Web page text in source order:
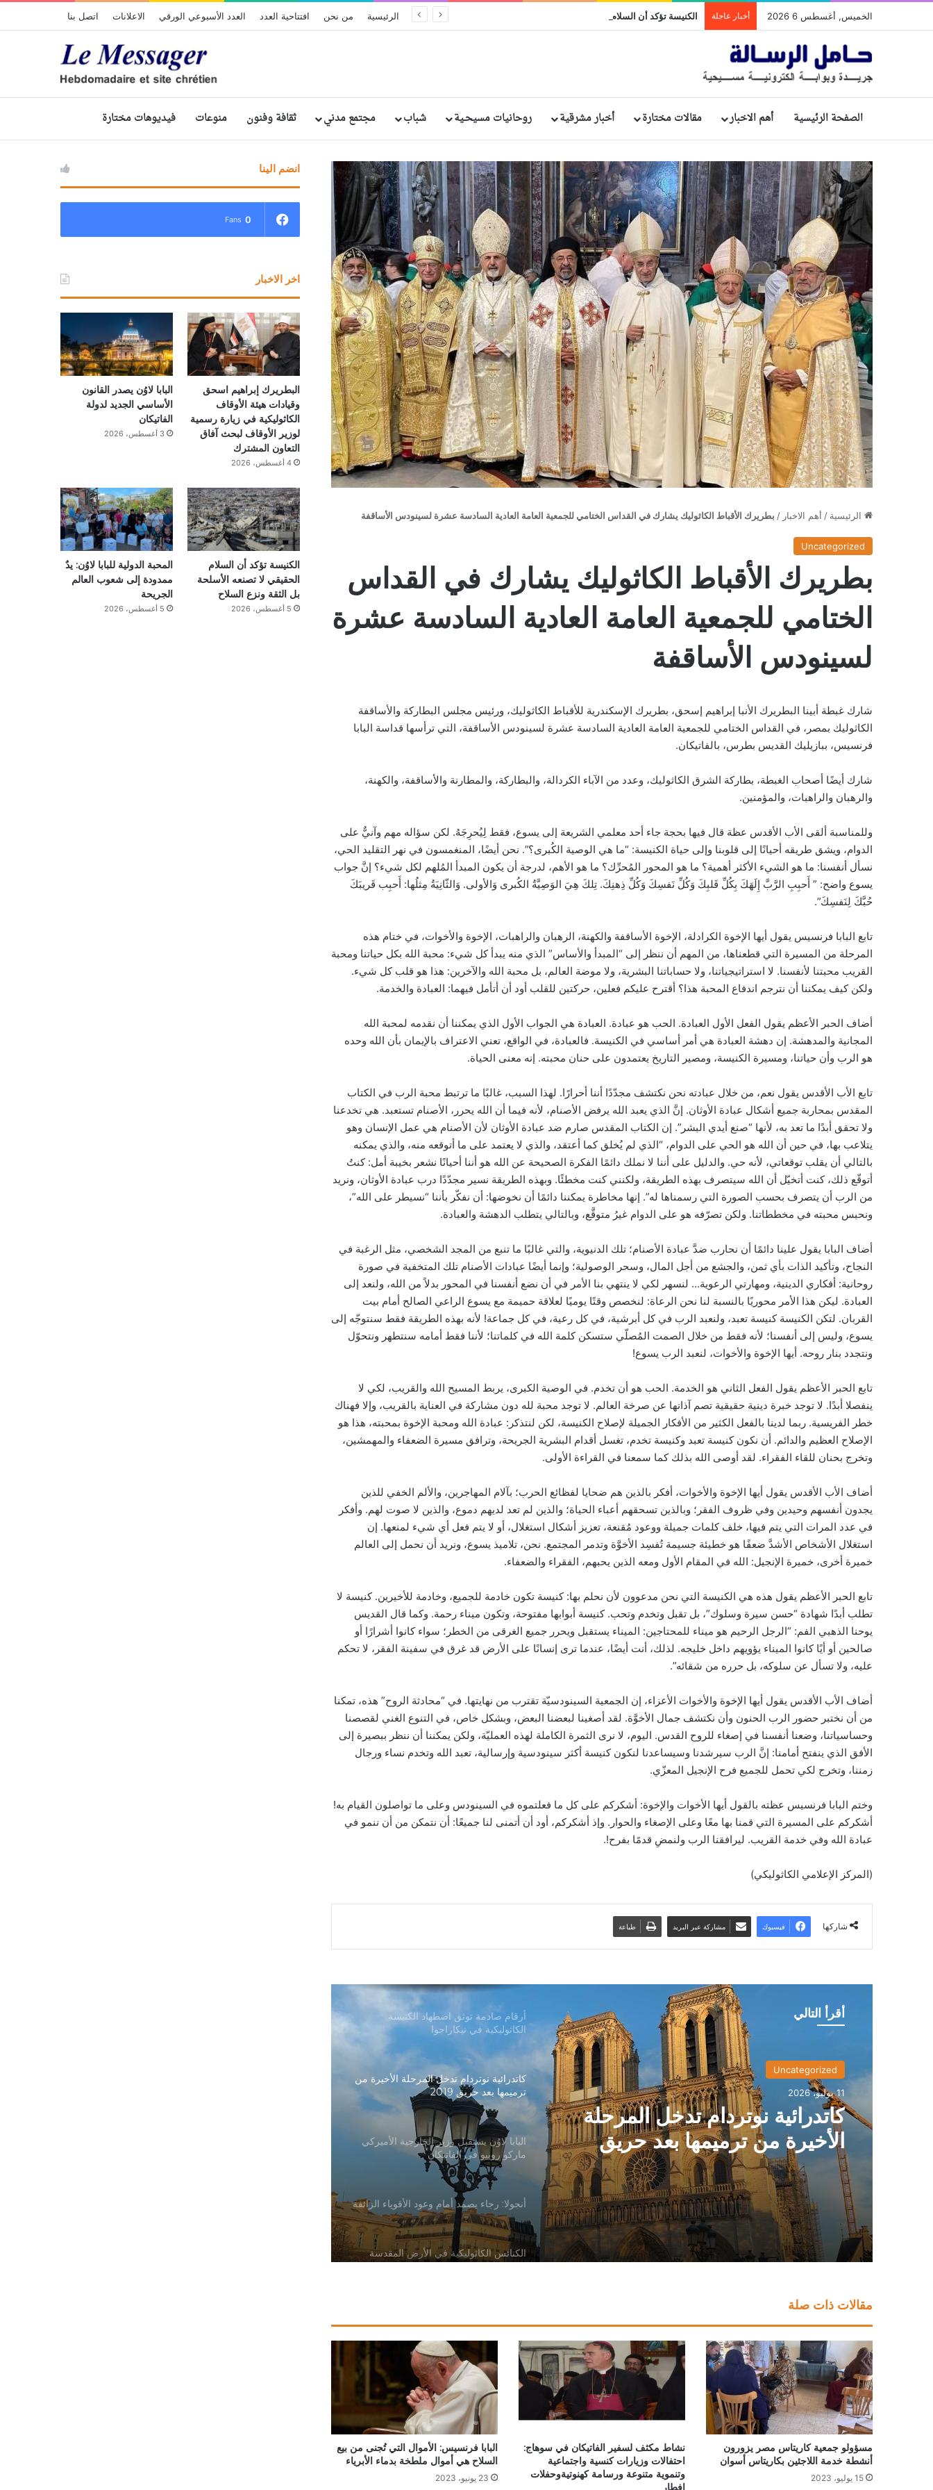
الخميس, أغسطس 6 2026 أخبار عاجلة الرئيسية من نحن افتتاحية العدد العدد الأسبوعي الورقي الاعلانات اتصل بنا
الصفحة الرئيسية أهم الاخبار مقالات مختارة أخبار مشرقية روحانيات مسيحـية شباب مجتمع مدني ثقافة وفنون منوعات فيديوهات مختارة
الرئيسية / أهم الاخبار / بطريرك الأقباط الكاثوليك يشارك في القداس الختامي للجمعية العامة العادية السادسة عشرة لسينودس الأساقفة
Uncategorized
بطريرك الأقباط الكاثوليك يشارك في القداس
الختامي للجمعية العامة العادية السادسة عشرة
لسينودس الأساقفة
شارك غبطة أبينا البطريرك الأنبا إبراهيم إسحق، بطريرك الإسكندرية للأقباط الكاثوليك، ورئيس مجلس البطاركة والأساقفة
الكاثوليك بمصر، في القداس الختامي للجمعية العامة العادية السادسة عشرة لسينودس الأساقفة، التي ترأسها قداسة البابا
فرنسيس، ببازيليك القديس بطرس، بالفاتيكان.
شارك أيضًا أصحاب الغبطة، بطاركة الشرق الكاثوليك، وعدد من الآباء الكردالة، والبطاركة، والمطارنة والأساقفة، والكهنة،
والرهبان والراهبات، والمؤمنين.
وللمناسبة ألقى الأب الأقدس عظة قال فيها بحجة جاء أحد معلمي الشريعة إلى يسوع، فقط لِيُحرِجَهُ. لكن سؤاله مهم وآنيٌّ على
الدوام، ويشق طريقه أحيانًا إلى قلوبنا وإلى حياة الكنيسة: “ما هي الوصية الكُبرى؟”. نحن أيضًا، المنغمسون في نهر التقليد الحي،
نسأل أنفسنا: ما هو الشيء الأكثر أهمية؟ ما هو المحور المُحرِّك؟ ما هو الأهم، لدرجة أن يكون المبدأ المُلهم لكل شيء؟ إنَّ جواب
يسوع واضح: ” أَحبِبِ الرَّبَّ إِلَهَكَ بِكُلِّ قَلبِكَ وَكُلِّ نَفسِكَ وَكُلِّ ذِهنِكَ. تِلكَ هِيَ الوَصِيَّةُ الكُبرى وَالأولى. وَالثّانِيَةُ مِثلُها: أَحبِب قَريبَكَ
حُبَّكَ لِنَفسِكَ”.
تابع البابا فرنسيس يقول أيها الإخوة الكرادلة، الإخوة الأساقفة والكهنة، الرهبان والراهبات، الإخوة والأخوات، في ختام هذه
المرحلة من المسيرة التي قطعناها، من المهم أن ننظر إلى “المبدأ والأساس” الذي منه يبدأ كل شيء: محبة الله بكل حياتنا ومحبة
القريب محبتنا لأنفسنا. لا استراتيجياتنا، ولا حساباتنا البشرية، ولا موضة العالم، بل محبة الله والآخرين: هذا هو قلب كل شيء.
ولكن كيف يمكننا أن نترجم اندفاع المحبة هذا؟ أقترح عليكم فعلين، حركتين للقلب أود أن أتأمل فيهما: العبادة والخدمة.
أضاف الحبر الأعظم يقول الفعل الأول العبادة. الحب هو عبادة. العبادة هي الجواب الأول الذي يمكننا أن نقدمه لمحبة الله
المجانية والمدهشة. إن دهشة العبادة هي أمر أساسي في الكنيسة. فالعبادة، في الواقع، تعني الاعتراف بالإيمان بأن الله وحده
هو الرب وأن حياتنا، ومسيرة الكنيسة، ومصير التاريخ يعتمدون على حنان محبته. إنه معنى الحياة.
تابع الأب الأقدس يقول نعم، من خلال عبادته نحن نكتشف مجدّدًا أننا أحرارًا. لهذا السبب، غالبًا ما ترتبط محبة الرب في الكتاب
المقدس بمحاربة جميع أشكال عبادة الأوثان. إنَّ الذي يعبد الله يرفض الأصنام، لأنه فيما أن الله يحرر، الأصنام تستعبد. هي تخدعنا
ولا تحقق أبدًا ما تعد به، لأنها “صنع أيدي البشر”. إن الكتاب المقدس صارم ضد عبادة الأوثان لأن الأصنام هي عمل الإنسان وهو
يتلاعب بها، في حين أن الله هو الحي على الدوام، “الذي لم يُخلق كما أعتقد، والذي لا يعتمد على ما أتوقعه منه، والذي يمكنه
بالتالي أن يقلب توقعاتي، لأنه حي. والدليل على أننا لا نملك دائمًا الفكرة الصحيحة عن الله هو أننا أحيانًا نشعر بخيبة أمل: كنتُ
أتوقّع ذلك، كنت أتخيّل أن الله سيتصرف بهذه الطريقة، ولكنني كنت مخطئًا. وبهذه الطريقة نسير مجدّدًا درب عبادة الأوثان، ونريد
من الرب أن يتصرف بحسب الصورة التي رسمناها له”. إنها مخاطرة يمكننا دائمًا أن نخوضها: أن نفكّر بأننا “نسيطر على الله”،
ونحبس محبته في مخططاتنا. ولكن تصرّفه هو على الدوام غيرُ متوقَّع، وبالتالي يتطلب الدهشة والعبادة.
أضاف البابا يقول علينا دائمًا أن نحارب ضدَّ عبادة الأصنام؛ تلك الدنيوية، والتي غالبًا ما تنبع من المجد الشخصي، مثل الرغبة في
النجاح، وتأكيد الذات بأي ثمن، والجشع من أجل المال، وسحر الوصولية؛ وإنما أيضًا عبادات الأصنام تلك المتخفية في صورة
روحانية: أفكاري الدينية، ومهارتي الرعوية… لنسهر لكي لا ينتهي بنا الأمر في أن نضع أنفسنا في المحور بدلاً من الله، ولنعد إلى
العبادة. ليكن هذا الأمر محوريًا بالنسبة لنا نحن الرعاة: لنخصص وقتًا يوميًا لعلاقة حميمة مع يسوع الراعي الصالح أمام بيت
القربان. لتكن الكنيسة كنيسة تعبد، ولنعبد الرب في كل أبرشية، في كل رعية، في كل جماعة! لأنه بهذه الطريقة فقط سنتوجّه إلى
يسوع، وليس إلى أنفسنا؛ لأنه فقط من خلال الصمت المُصلّي ستسكن كلمة الله في كلماتنا؛ لأننا فقط أمامه سنتطهر ونتحوّل
ونتجدد بنار روحه. أيها الإخوة والأخوات، لنعبد الرب يسوع!
تابع الحبر الأعظم يقول الفعل الثاني هو الخدمة. الحب هو أن تخدم. في الوصية الكبرى، يربط المسيح الله والقريب، لكي لا
ينفصلا أبدًا. لا توجد خبرة دينية حقيقية تصم آذانها عن صرخة العالم. لا توجد محبة لله دون مشاركة في العناية بالقريب، وإلا فهناك
خطر الفريسية. ربما لدينا بالفعل الكثير من الأفكار الجميلة لإصلاح الكنيسة، لكن لنتذكر: عبادة الله ومحبة الإخوة بمحبته، هذا هو
الإصلاح العظيم والدائم. أن نكون كنيسة تعبد وكنيسة تخدم، تغسل أقدام البشرية الجريحة، وترافق مسيرة الضعفاء والمهمشين،
وتخرج بحنان للقاء الفقراء. لقد أوصى الله بذلك كما سمعنا في القراءة الأولى.
أضاف الأب الأقدس يقول أيها الإخوة والأخوات، أفكر بالذين هم ضحايا لفظائع الحرب؛ بآلام المهاجرين، والألم الخفي للذين
يجدون أنفسهم وحيدين وفي ظروف الفقر؛ وبالذين تسحقهم أعباء الحياة؛ والذين لم تعد لديهم دموع، والذين لا صوت لهم. وأفكر
في عدد المرات التي يتم فيها، خلف كلمات جميلة ووعود مُقنعة، تعزيز أشكال استغلال، أو لا يتم فعل أي شيء لمنعها. إن
استغلال الأشخاص الأشدَّ ضعفًا هو خطيئة جسيمة تُفسِد الأخوَّة وتدمر المجتمع. نحن، تلاميذ يسوع، ونريد أن نحمل إلى العالم
خميرة أخرى، خميرة الإنجيل: الله في المقام الأول ومعه الذين يحبهم، الفقراء والضعفاء.
تابع الحبر الأعظم يقول هذه هي الكنيسة التي نحن مدعوون لأن نحلم بها: كنيسة تكون خادمة للجميع، وخادمة للأخيرين. كنيسة لا
تطلب أبدًا شهادة “حسن سيرة وسلوك”، بل تقبل وتخدم وتحب. كنيسة أبوابها مفتوحة، وتكون ميناء رحمة. وكما قال القديس
يوحنا الذهبي الفم: “الرجل الرحيم هو ميناء للمحتاجين: الميناء يستقبل ويحرر جميع الغرقى من الخطر؛ سواء كانوا أشرارًا أو
صالحين أو أيًا كانوا الميناء يؤويهم داخل خليجه. لذلك، أنت أيضًا، عندما ترى إنسانًا على الأرض قد غرق في سفينة الفقر، لا تحكم
عليه، ولا تسأل عن سلوكه، بل حرره من شقائه”.
أضاف الأب الأقدس يقول أيها الإخوة والأخوات الأعزاء، إن الجمعية السينودسيّة تقترب من نهايتها. في “محادثة الروح” هذه، تمكنا
من أن نختبر حضور الرب الحنون وأن نكتشف جمال الأخوَّة. لقد أصغينا لبعضنا البعض، وبشكل خاص، في التنوع الغني لقصصنا
وحساسياتنا، وضعنا أنفسنا في إصغاء للروح القدس. اليوم، لا نرى الثمرة الكاملة لهذه العمليّة، ولكن يمكننا أن ننظر ببصيرة إلى
الأفق الذي ينفتح أمامنا: إنَّ الرب سيرشدنا وسيساعدنا لنكون كنيسة أكثر سينودسية وإرسالية، تعبد الله وتخدم نساء ورجال
زمننا، وتخرج لكي تحمل للجميع فرح الإنجيل المعزّي.
وختم البابا فرنسيس عظته بالقول أيها الأخوات والإخوة: أشكركم على كل ما فعلتموه في السينودس وعلى ما تواصلون القيام به!
أشكركم على المسيرة التي قمنا بها معًا وعلى الإصغاء والحوار. وإذ أشكركم، أود أن أتمنى لنا جميعًا: أن نتمكن من أن ننمو في
عبادة الله وفي خدمة القريب. ليرافقنا الرب ولنمضِ قدمًا بفرح!.
(المركز الإعلامي الكاثوليكي)
شاركها فيسبوك مشاركة عبر البريد طباعة
أقرأ التالي
Uncategorized
11 يوليو، 2026
كاتدرائية نوتردام تدخل المرحلة
الأخيرة من ترميمها بعد حريق
2019
بيان مسكوني مشترك حول اتساع نطاق
الصراع في الشرق الأوسط
دعوة مشتركة لتجديد الإيمان وترسيخ السلام
الأرض المقدسة وساعدوا في تعزيز الحوار
بطريركا الأقباط الكاثوليك والروم الكاثوليك
أرقام صادمة توثق اضطهاد الكنيسة
الكاثوليكية في نيكاراجوا
كاتدرائية نوتردام تدخل المرحلة الأخيرة من
ترميمها بعد حريق 2019
البابا لاوُن يستقبل وزير الخارجية الأميركي
ماركو روبيو في الفاتيكان
أنجولا: رجاء يصمد أمام وعود الأقوياء الزائفة
الكنائس الكاثوليكية في الأرض المقدسة
تدين تدنيس تمثال المسيح المصلوب
الصراع في الشرق الأوسط
الكاردينال بيتسابالا: الكنيسة لن تتخلى أبدًا
عن المحتاجين في غزة
دعوة مشتركة لتجديد الإيمان وترسيخ السلام
والحوار.. رسالة دائرة الحوار بين الأديان
بمناسبة رمضان وعيد الفطر
مقالات ذات صلة
مسؤولو جمعية كاريتاس مصر يزورون
أنشطة خدمة اللاجئين بكاريتاس أسوان
15 يوليو، 2023
نشاط مكثف لسفير الفاتيكان في سوهاج:
احتفالات وزيارات كنسية واجتماعية
وتنموية متنوعة ورسامة كهنوتيةوحفلات
إفطار
البابا فرنسيس: الأموال التي تُجنى من بيع
السلاح هي أموال ملطخة بدماء الأبرياء
23 يونيو، 2023
انضم الينا
0
Fans
اخر الاخبار
البطريرك إبراهيم اسحق
وقيادات هيئة الأوقاف
الكاثوليكية في زيارة رسمية
لوزير الأوقاف لبحث آفاق
التعاون المشترك
4 أغسطس، 2026
البابا لاوُن يصدر القانون
الأساسي الجديد لدولة
الفاتيكان
3 أغسطس، 2026
الكنيسة تؤكد أن السلام
الحقيقي لا تصنعه الأسلحة
بل الثقة ونزع السلاح
5 أغسطس، 2026
المحبة الدولية للبابا لاوُن: يدٌ
ممدودة إلى شعوب العالم
الجريحة
5 أغسطس، 2026